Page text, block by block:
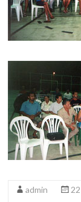
admin